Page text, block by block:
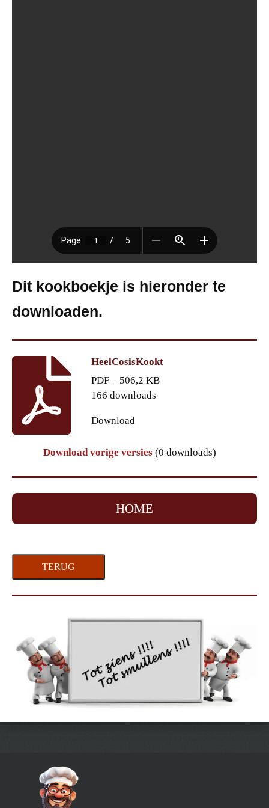
Dit kookboekje is hieronder te
downloaden.
HeelCosisKookt
PDF – 506,2 KB
166 downloads
Download
Download vorige versies (0 downloads)
HOME
TERUG